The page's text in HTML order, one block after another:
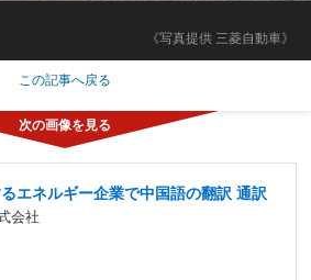
《写真提供 三菱自動車》
この記事へ戻る
エネルギー企業で中国語の翻訳 通訳
会社